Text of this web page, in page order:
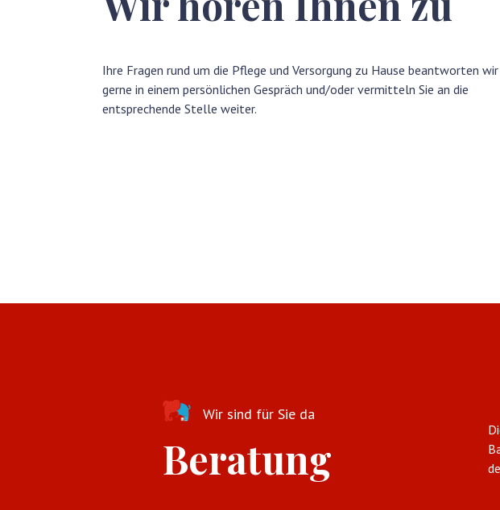
Ihre Fragen rund um die Pflege und Versorgung zu Hause beantworten wir
gerne in einem persönlichen Gespräch und/oder vermitteln Sie an die
entsprechende Stelle weiter.
Wir sind für Sie da
Beratung